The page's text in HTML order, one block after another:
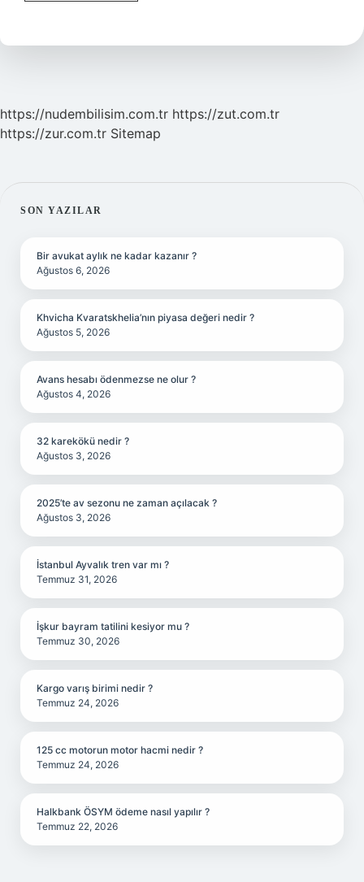
https://nudembilisim.com.tr https://zut.com.tr
https://zur.com.tr Sitemap
SIDEBAR
SON YAZILAR
Bir avukat aylık ne kadar kazanır ?
Ağustos 6, 2026
Khvicha Kvaratskhelia’nın piyasa değeri nedir ?
Ağustos 5, 2026
Avans hesabı ödenmezse ne olur ?
Ağustos 4, 2026
32 karekökü nedir ?
Ağustos 3, 2026
2025’te av sezonu ne zaman açılacak ?
Ağustos 3, 2026
İstanbul Ayvalık tren var mı ?
Temmuz 31, 2026
İşkur bayram tatilini kesiyor mu ?
Temmuz 30, 2026
Kargo varış birimi nedir ?
Temmuz 24, 2026
125 cc motorun motor hacmi nedir ?
Temmuz 24, 2026
Halkbank ÖSYM ödeme nasıl yapılır ?
Temmuz 22, 2026